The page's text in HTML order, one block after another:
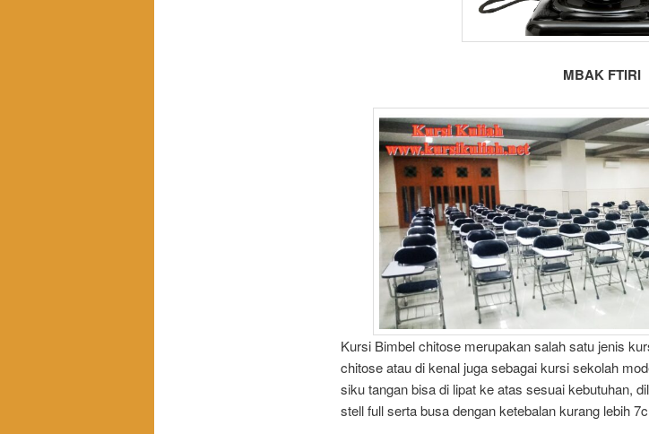
MBAK FTIRI
Kursi Bimbel chitose merupakan salah satu jenis
chitose atau di kenal juga sebagai kursi sekolah
siku tangan bisa di lipat ke atas sesuai kebutuhan,
stell full serta busa dengan ketebalan kurang lebih